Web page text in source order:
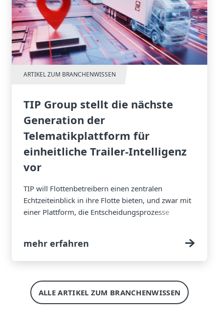
ARTIKEL ZUM BRANCHENWISSEN
TIP Group stellt die nächste
Generation der
Telematikplattform für
einheitliche Trailer-Intelligenz
vor
TIP will Flottenbetreibern einen zentralen
Echtzeiteinblick in ihre Flotte bieten, und zwar mit
einer Plattform, die Entscheidungsprozesse
mehr erfahren
ALLE ARTIKEL ZUM BRANCHENWISSEN